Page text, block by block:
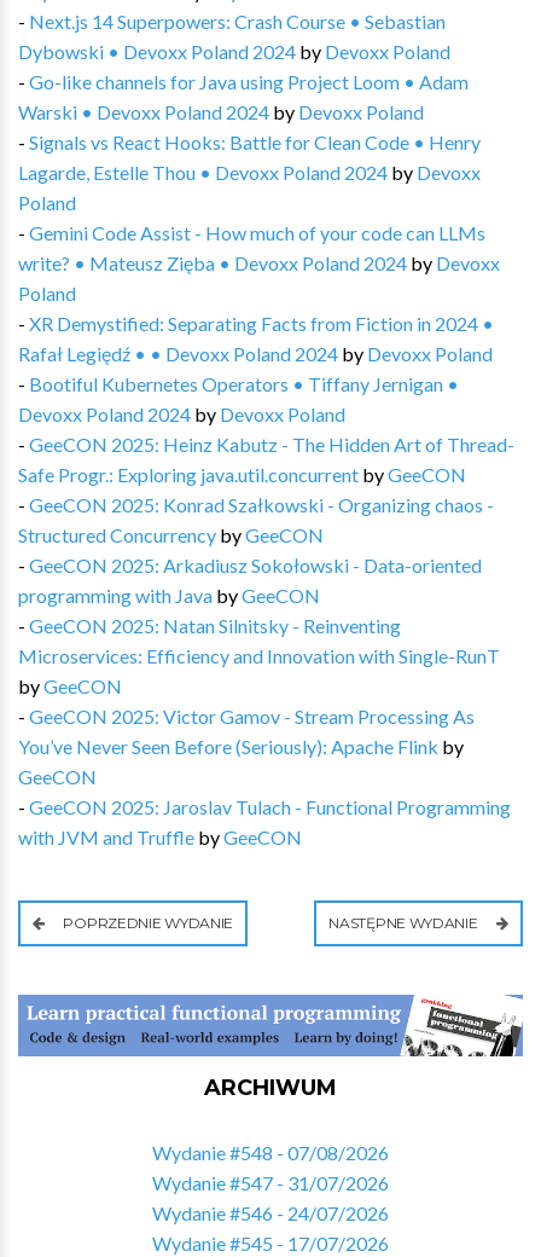
- Next.js 14 Superpowers: Crash Course • Sebastian
Dybowski • Devoxx Poland 2024 by Devoxx Poland
- Go-like channels for Java using Project Loom • Adam
Warski • Devoxx Poland 2024 by Devoxx Poland
- Signals vs React Hooks: Battle for Clean Code • Henry
Lagarde, Estelle Thou • Devoxx Poland 2024 by Devoxx
Poland
- Gemini Code Assist - How much of your code can LLMs
write? • Mateusz Zięba • Devoxx Poland 2024 by Devoxx
Poland
- XR Demystified: Separating Facts from Fiction in 2024 •
Rafał Legiędź • • Devoxx Poland 2024 by Devoxx Poland
- Bootiful Kubernetes Operators • Tiffany Jernigan •
Devoxx Poland 2024 by Devoxx Poland
- GeeCON 2025: Heinz Kabutz - The Hidden Art of Thread-
Safe Progr.: Exploring java.util.concurrent byGeeCON
- GeeCON 2025: Konrad Szałkowski - Organizing chaos -
Structured Concurrency byGeeCON
- GeeCON 2025: Arkadiusz Sokołowski - Data-oriented
programming with Java byGeeCON
- GeeCON 2025: Natan Silnitsky - Reinventing
Microservices: Efficiency and Innovation with Single-RunT
byGeeCON
- GeeCON 2025: Victor Gamov - Stream Processing As
You’ve Never Seen Before (Seriously): Apache Flink by
GeeCON
- GeeCON 2025: Jaroslav Tulach - Functional Programming
with JVM and Truffle byGeeCON
POPRZEDNIE WYDANIE NASTĘPNE WYDANIE
ARCHIWUM
Wydanie #548 - 07/08/2026
Wydanie #547 - 31/07/2026
Wydanie #546 - 24/07/2026
Wydanie #545 - 17/07/2026